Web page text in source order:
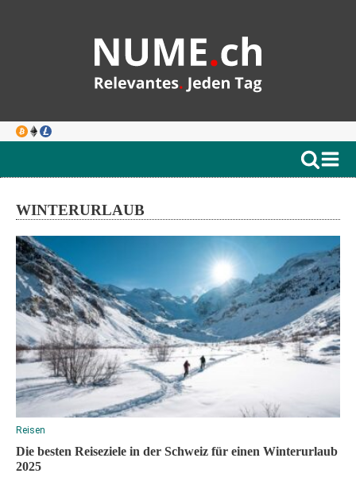
WINTERURLAUB
Reisen
Die besten Reiseziele in der Schweiz für einen Winterurlaub
2025